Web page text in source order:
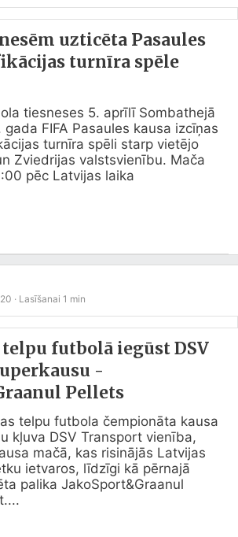
uzticēta Pasaules
turnīra spēle
tiesneses 5. aprīlī Sombathejā
FIFA Pasaules kausa izcīņas
turnīra spēli starp vietējo
Zviedrijas valstsvienību. Mača
· Lasīšanai 1 min
futbolā iegūst DSV
-
Pellets
telpu futbola čempionāta kausa
kļuva DSV Transport vienība,
mačā, kas risinājās Latvijas
ietvaros, līdzīgi kā pērnajā
palika JakoSport&Graanul